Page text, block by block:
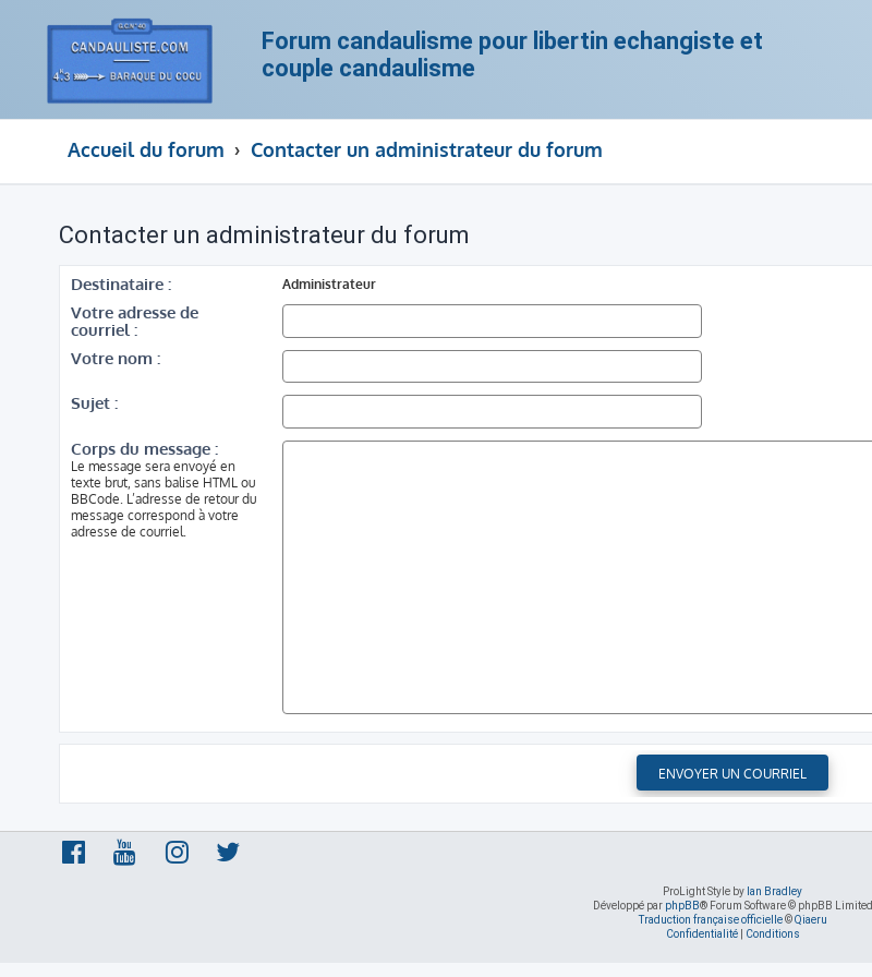
Forum candaulisme pour libertin echangiste et
couple candaulisme
Accueil du forum Contacter un administrateur du forum
Contacter un administrateur du forum
Destinataire : Administrateur
Votre adresse de
courriel :
Votre nom :
Sujet :
Corps du message :
Le message sera envoyé en
texte brut, sans balise HTML ou
BBCode. L’adresse de retour du
message correspond à votre
adresse de courriel.
ProLight Style by Ian Bradley
Développé par phpBB® Forum Software © phpBB Limited
Traduction française officielle©Qiaeru
Confidentialité| Conditions